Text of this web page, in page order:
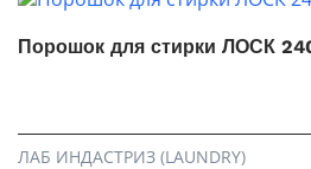
Порошок для стирки ЛОСК
ЛАБ ИНДАСТРИЗ (LAUNDRY)